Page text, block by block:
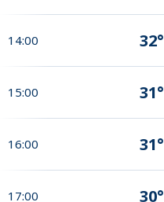
14:00 32°
15:00 31°
16:00 31°
17:00 30°